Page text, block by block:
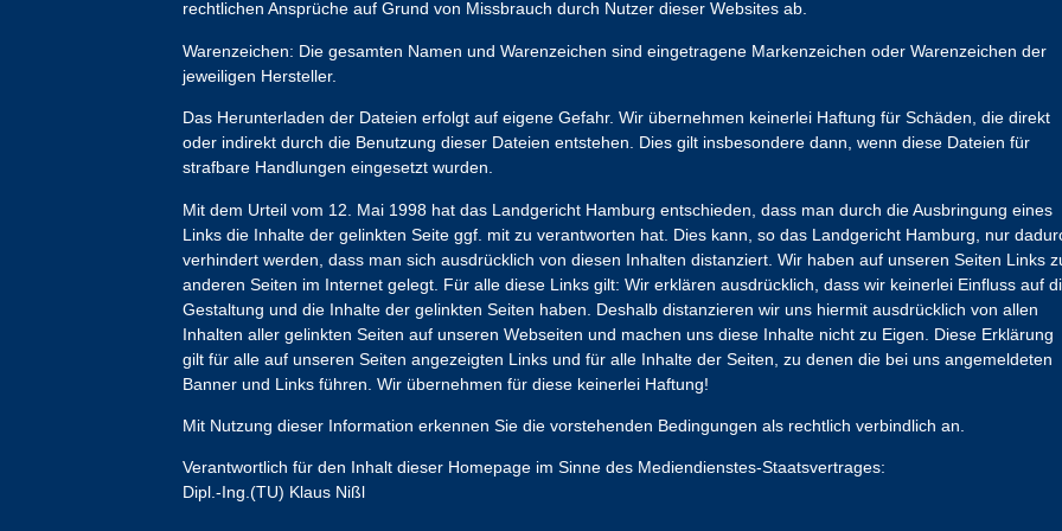
rechtlichen Ansprüche auf Grund von Missbrauch durch Nutzer dieser Websites ab.
Warenzeichen: Die gesamten Namen und Warenzeichen sind eingetragene Markenzeichen oder Warenzeichen der
jeweiligen Hersteller.
Das Herunterladen der Dateien erfolgt auf eigene Gefahr. Wir übernehmen keinerlei Haftung für Schäden, die direkt
oder indirekt durch die Benutzung dieser Dateien entstehen. Dies gilt insbesondere dann, wenn diese Dateien für
strafbare Handlungen eingesetzt wurden.
Mit dem Urteil vom 12. Mai 1998 hat das Landgericht Hamburg entschieden, dass man durch die Ausbringung eines
Links die Inhalte der gelinkten Seite ggf. mit zu verantworten hat. Dies kann, so das Landgericht Hamburg, nur
verhindert werden, dass man sich ausdrücklich von diesen Inhalten distanziert. Wir haben auf unseren Seiten Links
anderen Seiten im Internet gelegt. Für alle diese Links gilt: Wir erklären ausdrücklich, dass wir keinerlei Einfluss auf
Gestaltung und die Inhalte der gelinkten Seiten haben. Deshalb distanzieren wir uns hiermit ausdrücklich von allen
Inhalten aller gelinkten Seiten auf unseren Webseiten und machen uns diese Inhalte nicht zu Eigen. Diese Erklärung
gilt für alle auf unseren Seiten angezeigten Links und für alle Inhalte der Seiten, zu denen die bei uns angemeldeten
Banner und Links führen. Wir übernehmen für diese keinerlei Haftung!
Mit Nutzung dieser Information erkennen Sie die vorstehenden Bedingungen als rechtlich verbindlich an.
Verantwortlich für den Inhalt dieser Homepage im Sinne des Mediendienstes-Staatsvertrages:
Dipl.-Ing.(TU) Klaus Nißl